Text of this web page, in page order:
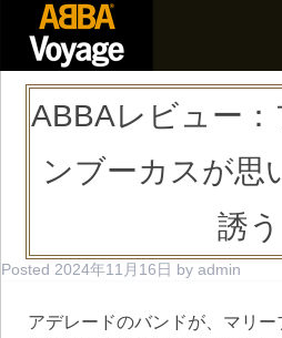
ABBAレビュー
ンブーカスが思
誘う
Posted 2024年11月16日 by admin
アデレードのバンドが、マリ